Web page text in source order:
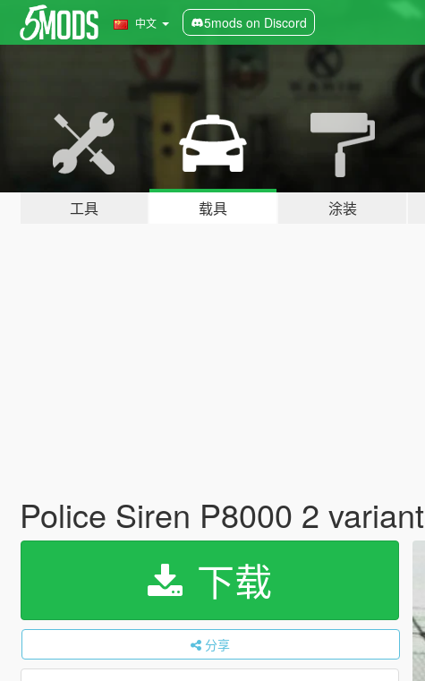
中文 5mods on Discord
工具 载具 涂装
Police Siren P8000 2
下载
分享